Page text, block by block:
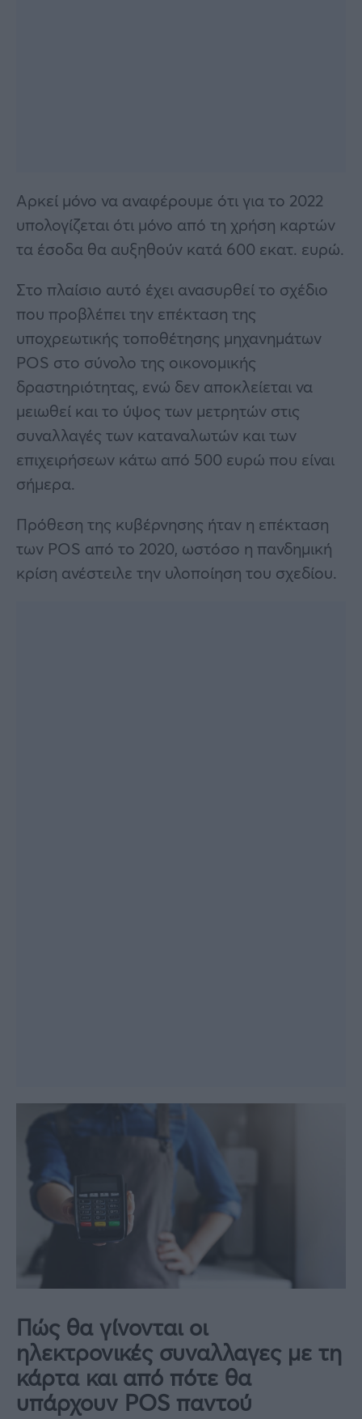
Αρκεί μόνο να αναφέρουμε ότι για το 2022
υπολογίζεται ότι μόνο από τη χρήση καρτών
τα έσοδα θα αυξηθούν κατά 600 εκατ. ευρώ.
Στο πλαίσιο αυτό έχει ανασυρθεί το σχέδιο
που προβλέπει την επέκταση της
υποχρεωτικής τοποθέτησης μηχανημάτων
POS στο σύνολο της οικονομικής
δραστηριότητας, ενώ δεν αποκλείεται να
μειωθεί και το ύψος των μετρητών στις
συναλλαγές των καταναλωτών και των
επιχειρήσεων κάτω από 500 ευρώ που είναι
σήμερα.
Πρόθεση της κυβέρνησης ήταν η επέκταση
των POS από το 2020, ωστόσο η πανδημική
κρίση ανέστειλε την υλοποίηση του σχεδίου.
Πώς θα γίνονται οι
ηλεκτρονικές συναλλαγες με τη
κάρτα και από πότε θα
υπάρχουν POS παντού